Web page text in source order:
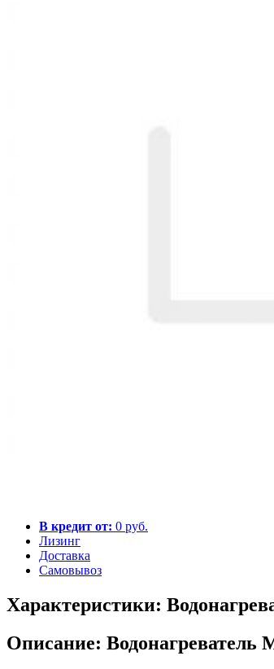
В кредит от: 0 руб.
Лизинг
Доставка
Самовывоз
Характеристики:
Описание: Водонагреватель